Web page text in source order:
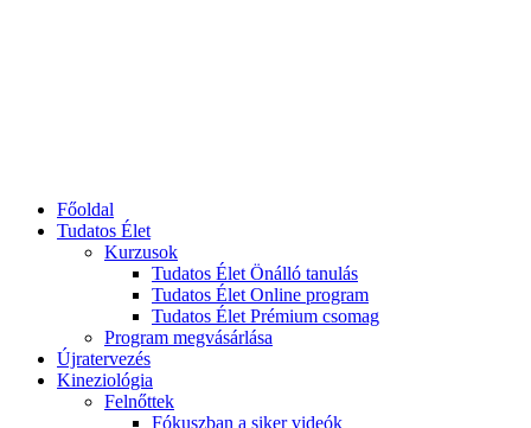
Főoldal
Tudatos Élet
Kurzusok
Tudatos Élet Önálló tanulás
Tudatos Élet Online program
Tudatos Élet Prémium csomag
Program megvásárlása
Újratervezés
Kineziológia
Felnőttek
Fókuszban a siker videók